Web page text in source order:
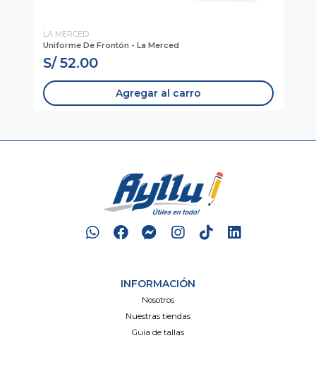
LA MERCED
Uniforme De Frontón - La Merced
S/ 52.00
Agregar al carro
INFORMACIÓN
Nosotros
Nuestras tiendas
Guía de tallas